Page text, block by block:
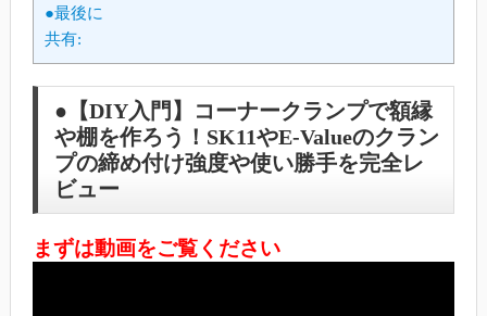
●最後に
共有:
●【DIY入門】コーナークランプで額縁
や棚を作ろう！SK11やE-Valueのクラン
プの締め付け強度や使い勝手を完全レ
ビュー
まずは動画をご覧ください